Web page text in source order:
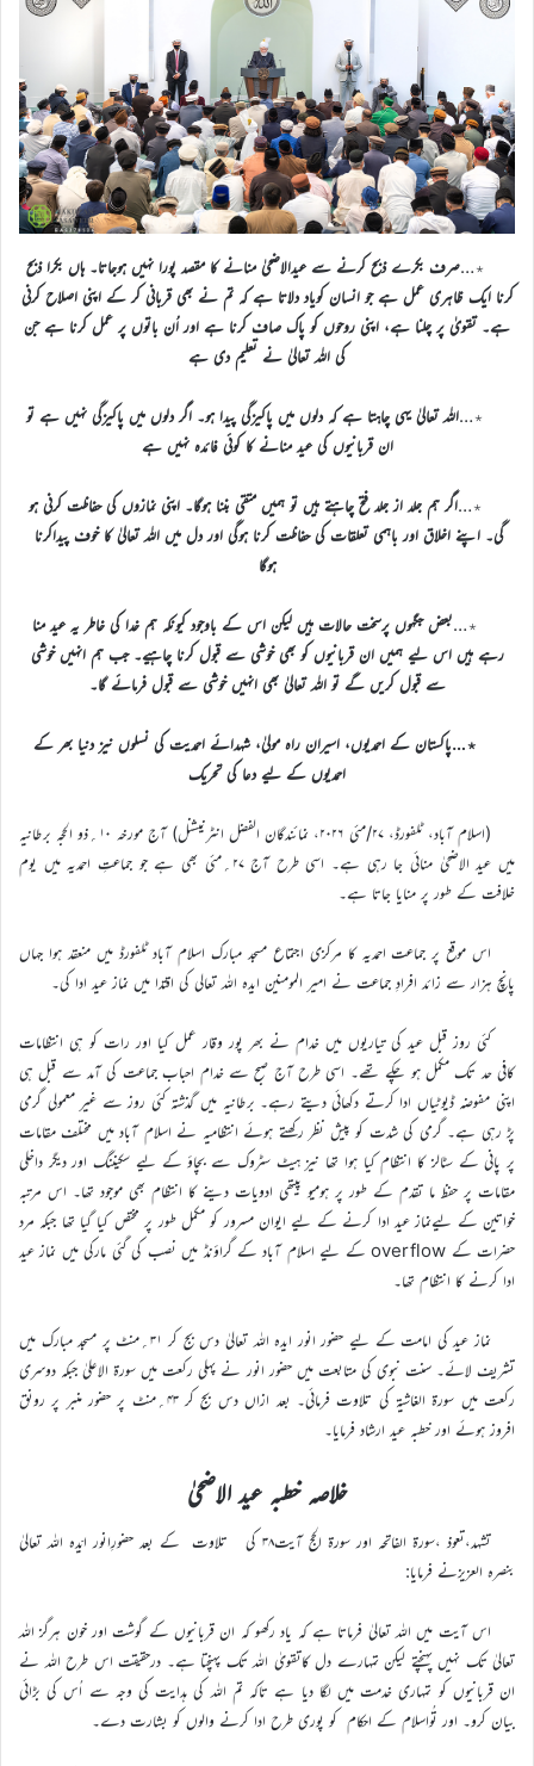
٭…صرف بکرے ذبح کرنے سے عیدالاضحیٰ منانے کا مقصد پورا نہیں ہوجاتا۔ ہاں بکرا ذبح
کرنا ایک ظاہری عمل ہے جو انسان کویاد دلاتا ہے کہ تم نے بھی قربانی کر کے اپنی اصلاح کرنی
ہے۔ تقویٰ پر چلنا ہے، اپنی روحوں کو پاک صاف کرنا ہے اور اُن باتوں پر عمل کرنا ہے جن
کی اللہ تعالیٰ نے تعلیم دی ہے
٭…اللہ تعالیٰ یہی چاہتا ہے کہ دلوں میں پاکیزگی پیدا ہو۔ اگر دلوں میں پاکیزگی نہیں ہے تو
ان قربانیوں کی عید منانے کا کوئی فائدہ نہیں ہے
٭…اگر ہم جلد از جلد فتح چاہتے ہیں تو ہمیں متقی بننا ہوگا۔ اپنی نمازوں کی حفاظت کرنی ہو
گی۔ اپنے اخلاق اور باہمی تعلقات کی حفاظت کرنا ہوگی اور دل میں اللہ تعالیٰ کا خوف پیداکرنا
ہوگا
٭…بعض جگہوں پرسخت حالات ہیں لیکن اس کے باوجود کیونکہ ہم خدا کی خاطر یہ عید منا
رہے ہیں اس لیے ہمیں ان قربانیوں کو بھی خوشی سے قبول کرنا چاہیے۔ جب ہم انہیں خوشی
سے قبول کریں گے تو اللہ تعالیٰ بھی انہیں خوشی سے قبول فرمائے گا۔
٭…پاکستان کے احمدیوں، اسیران راہ مولیٰ، شہدائے احمدیت کی نسلوں نیز دنیا بھر کے
احمدیوں کے لیے دعا کی تحریک
(اسلام آباد، ٹلفورڈ، ۲۷/مئی ۲۰۲۶، نمائندگان الفضل انٹرنیشنل) آج مورخہ ۱۰؍ذو الحجہ برطانیہ
میں عید الاضحیٰ منائی جا رہی ہے۔ اسی طرح آج ۲۷؍مئی بھی ہے جو جماعتِ احمدیہ میں یوم
خلافت کے طور پر منایا جاتا ہے۔
اس موقع پر جماعت احمدیہ کا مرکزی اجتماع مسجد مبارک اسلام آباد ٹلفورڈ میں منعقد ہوا جہاں
پانچ ہزار سے زائد افرادِ جماعت نے امیر المومنین ایدہ اللہ تعالی کی اقتدا میں نماز عید ادا کی۔
کئی روز قبل عید کی تیاریوں میں خدام نے بھر پور وقار عمل کیا اور رات کو ہی انتظامات
کافی حد تک مکمل ہو چکے تھے۔ اسی طرح آج صبح سے خدام احباب جماعت کی آمد سے قبل ہی
اپنی مفوضہ ڈیوٹیاں ادا کرتے دکھائی دیتے رہے۔ برطانیہ میں گذشتہ کئی روز سے غیر معمولی گرمی
پڑ رہی ہے۔ گرمی کی شدت کو پیش نظر رکھتے ہوئے انتظامیہ نے اسلام آباد میں مختلف مقامات
پر پانی کے سٹالز کا انتظام کیا ہوا تھا نیز ہیٹ سٹروک سے بچاؤ کے لیے سکیننگ اور دیگر داخلی
مقامات پر حفظ ما تقدم کے طور پر ہومیو پیتھی ادویات دینے کا انتظام بھی موجود تھا۔ اس مرتبہ
خواتین کے لیےنماز عید ادا کرنے کے لیے ایوان مسرور کو مکمل طور پر مختص کیا گیا تھا جبکہ مرد
حضرات کے overflow کے لیے اسلام آباد کے گراؤنڈ میں نصب کی گئی مارکی میں نماز عید
ادا کرنے کا انتظام تھا۔
نماز عید کی امامت کے لیے حضور انور ایدہ اللہ تعالیٰ دس بج کر ۳۱؍منٹ پر مسجد مبارک میں
تشریف لائے۔ سنت نبوی کی متابعت میں حضور انور نے پہلی رکعت میں سورة الاعلیٰ جبکہ دوسری
رکعت میں سورة الغاشیة کی تلاوت فرمائی۔ بعد ازاں دس بج کر ۴۳؍منٹ پر حضور منبر پر رونق
افروز ہوئے اور خطبہ عید ارشاد فرمایا۔
خلاصہ خطبہ عید الاضحیٰ
تشہد،تعوذ ،سورة الفاتحہ اور سورة الحج آیت۳۸ کی تلاوت کے بعد حضورِانور ایّدہ اللہ تعالیٰ
بنصرہ العزیزنے فرمایا:
اس آیت میں اللہ تعالیٰ فرماتا ہے کہ یاد رکھو کہ ان قربانیوں کے گوشت اور خون ہرگز اللہ
تعالیٰ تک نہیں پہنچتے لیکن تمہارے دل کاتقویٰ اللہ تک پہنچتا ہے۔ درحقیقت اس طرح اللہ نے
ان قربانیوں کو تمہاری خدمت میں لگا دیا ہے تاکہ تم اللہ کی ہدایت کی وجہ سے اُس کی بڑائی
بیان کرو۔ اور تُواسلام کے احکام کو پوری طرح ادا کرنے والوں کو بشارت دے۔